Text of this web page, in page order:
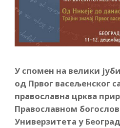
У спомен на велики
од Првог васељенског
православна црква
Православном
Универзитета у